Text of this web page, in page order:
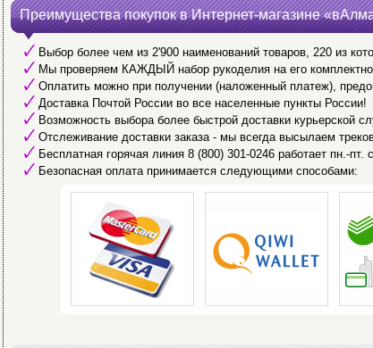
Преимущества покупок в Интернет-магазине
Выбор более чем из 2'900 наименований товаров, 220 из
Мы проверяем КАЖДЫЙ набор рукоделия на его
Оплатить можно при получении (наложенный платеж),
Доставка Почтой России во все населенные пункты России!
Возможность выбора более быстрой доставки курьерской
Отслеживание доставки заказа - мы всегда высылаем
Бесплатная горячая линия 8 (800) 301-0246 работает пн.-
Безопасная оплата принимается следующими способами: